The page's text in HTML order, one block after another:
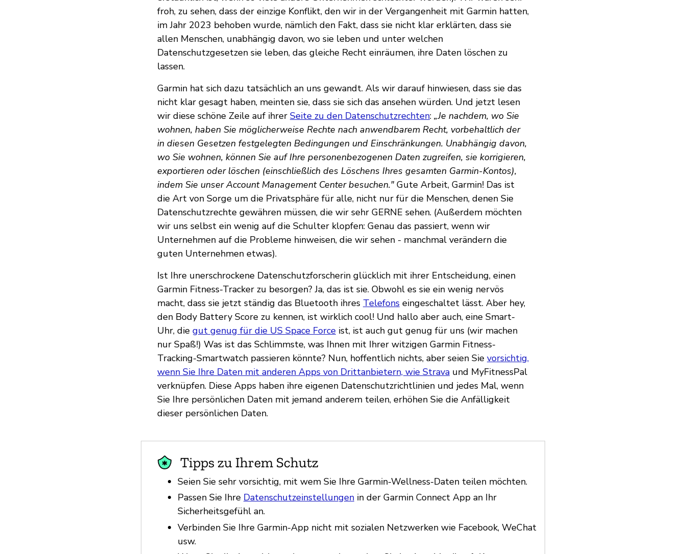
froh, zu sehen, dass der einzige Konflikt, den wir in der Vergangenheit mit Garmin hatten,
im Jahr 2023 behoben wurde, nämlich den Fakt, dass sie nicht klar erklärten, dass sie
allen Menschen, unabhängig davon, wo sie leben und unter welchen
Datenschutzgesetzen sie leben, das gleiche Recht einräumen, ihre Daten löschen zu
lassen.
Garmin hat sich dazu tatsächlich an uns gewandt. Als wir darauf hinwiesen, dass sie das
nicht klar gesagt haben, meinten sie, dass sie sich das ansehen würden. Und jetzt lesen
wir diese schöne Zeile auf ihrer Seite zu den Datenschutzrechten: „Je nachdem, wo Sie
wohnen, haben Sie möglicherweise Rechte nach anwendbarem Recht, vorbehaltlich der
in diesen Gesetzen festgelegten Bedingungen und Einschränkungen. Unabhängig davon,
wo Sie wohnen, können Sie auf Ihre personenbezogenen Daten zugreifen, sie korrigieren,
exportieren oder löschen (einschließlich des Löschens Ihres gesamten Garmin-Kontos),
indem Sie unser Account Management Center besuchen."Gute Arbeit, Garmin! Das ist
die Art von Sorge um die Privatsphäre für alle, nicht nur für die Menschen, denen Sie
Datenschutzrechte gewähren müssen, die wir sehr GERNE sehen. (Außerdem möchten
wir uns selbst ein wenig auf die Schulter klopfen: Genau das passiert, wenn wir
Unternehmen auf die Probleme hinweisen, die wir sehen - manchmal verändern die
guten Unternehmen etwas).
Ist Ihre unerschrockene Datenschutzforscherin glücklich mit ihrer Entscheidung, einen
Garmin Fitness-Tracker zu besorgen? Ja, das ist sie. Obwohl es sie ein wenig nervös
macht, dass sie jetzt ständig das Bluetooth ihres Telefons eingeschaltet lässt. Aber hey,
den Body Battery Score zu kennen, ist wirklich cool! Und hallo aber auch, eine Smart-
Uhr, die gut genug für die US Space Force ist, ist auch gut genug für uns (wir machen
nur Spaß!) Was ist das Schlimmste, was Ihnen mit Ihrer witzigen Garmin Fitness-
Tracking-Smartwatch passieren könnte? Nun, hoffentlich nichts, aber seien Sie vorsichtig,
wenn Sie Ihre Daten mit anderen Apps von Drittanbietern, wie Strava und MyFitnessPal
verknüpfen. Diese Apps haben ihre eigenen Datenschutzrichtlinien und jedes Mal, wenn
Sie Ihre persönlichen Daten mit jemand anderem teilen, erhöhen Sie die Anfälligkeit
dieser persönlichen Daten.
Tipps zu Ihrem Schutz
Seien Sie sehr vorsichtig, mit wem Sie Ihre Garmin-Wellness-Daten teilen möchten.
Passen Sie Ihre Datenschutzeinstellungen in der Garmin Connect App an Ihr
Sicherheitsgefühl an.
Verbinden Sie Ihre Garmin-App nicht mit sozialen Netzwerken wie Facebook, WeChat
usw.